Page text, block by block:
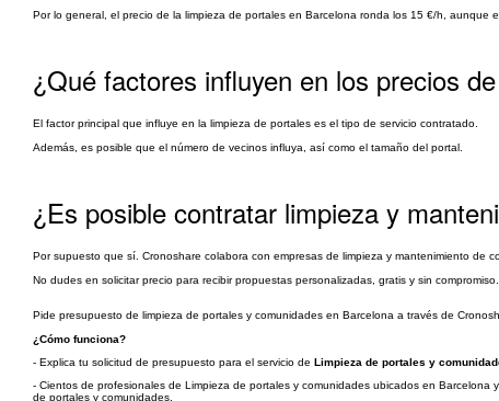
Por lo general, el precio de la limpieza de portales en Barcelona ronda los 15 €/h, aunque
¿Qué factores influyen en los precios
El factor principal que influye en la limpieza de portales es el tipo de servicio contratado.
Además, es posible que el número de vecinos influya, así como el tamaño del portal.
¿Es posible contratar limpieza y
Por supuesto que sí. Cronoshare colabora con empresas de limpieza y mantenimiento de
No dudes en solicitar precio para recibir propuestas personalizadas, gratis y sin compromiso.
Pide presupuesto de limpieza de portales y comunidades en Barcelona a través de
¿Cómo funciona?
- Explica tu solicitud de presupuesto para el servicio de Limpieza de portales y
- Cientos de profesionales de Limpieza de portales y comunidades ubicados en
de portales y comunidades.